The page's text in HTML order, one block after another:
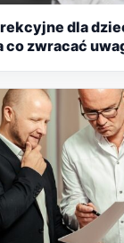
dla
co zwracać